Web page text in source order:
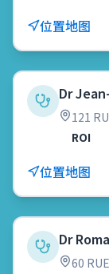
位置地图
Dr
121
ROI
位置地图
Dr
60